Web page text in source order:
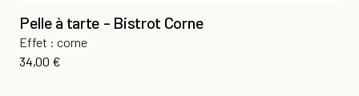
Pelle à tarte - Bistrot Corne
Effet : corne
Prix
34,00 €